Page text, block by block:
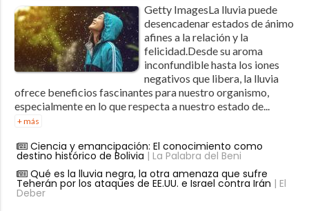
Getty ImagesLa lluvia puede
desencadenar estados de ánimo
afines a la relación y la
felicidad.Desde su aroma
inconfundible hasta los iones
negativos que libera, la lluvia
ofrece beneficios fascinantes para nuestro organismo,
especialmente en lo que respecta a nuestro estado de...
+ más
Ciencia y emancipación: El conocimiento como
destino histórico de Bolivia | La Palabra del Beni
Qué es la lluvia negra, la otra amenaza que sufre
Teherán por los ataques de EE.UU. e Israel contra Irán | El
Deber